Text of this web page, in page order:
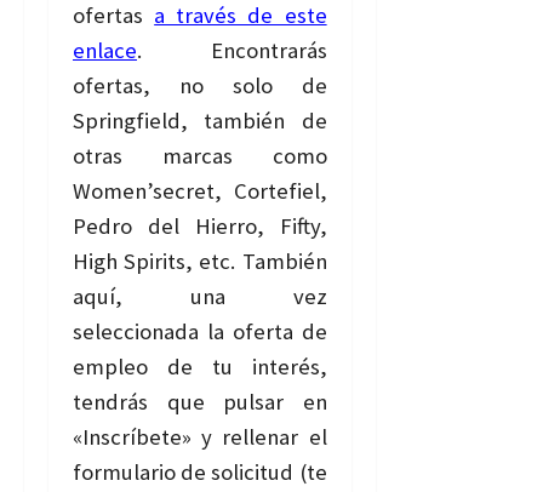
ofertas a través de este
enlace. Encontrarás
ofertas, no solo de
Springfield, también de
otras marcas como
Women’secret, Cortefiel,
Pedro del Hierro, Fifty,
High Spirits, etc. También
aquí, una vez
seleccionada la oferta de
empleo de tu interés,
tendrás que pulsar en
«Inscríbete» y rellenar el
formulario de solicitud (te